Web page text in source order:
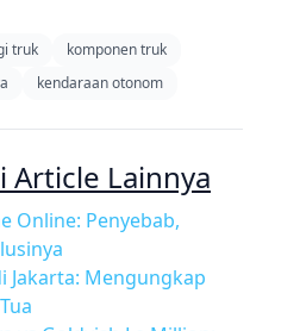
truk
komponen truk
kendaraan otonom
Article Lainnya
Online: Penyebab,
Jakarta: Mengungkap